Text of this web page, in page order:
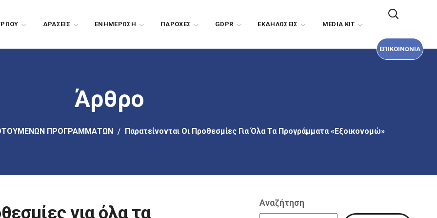
ΔΡΑΣΕΙΣ EΝΗΜΕΡΩΣΗ ΠΑΡΟΧΕΣ GDPR EΚΔΗΛΩΣΕΙΣ MEDIA KIT
ΕΠΙΚΟΙΝΩΝΙΑ
Άρθρο
ΠΡΟΓΡΑΜΜΑΤΩΝ Παρατείνονται Οι Προθεσμίες Για Όλα Τα Προγράμματα «Εξοικονομώ»
για όλα τα
Αναζήτηση